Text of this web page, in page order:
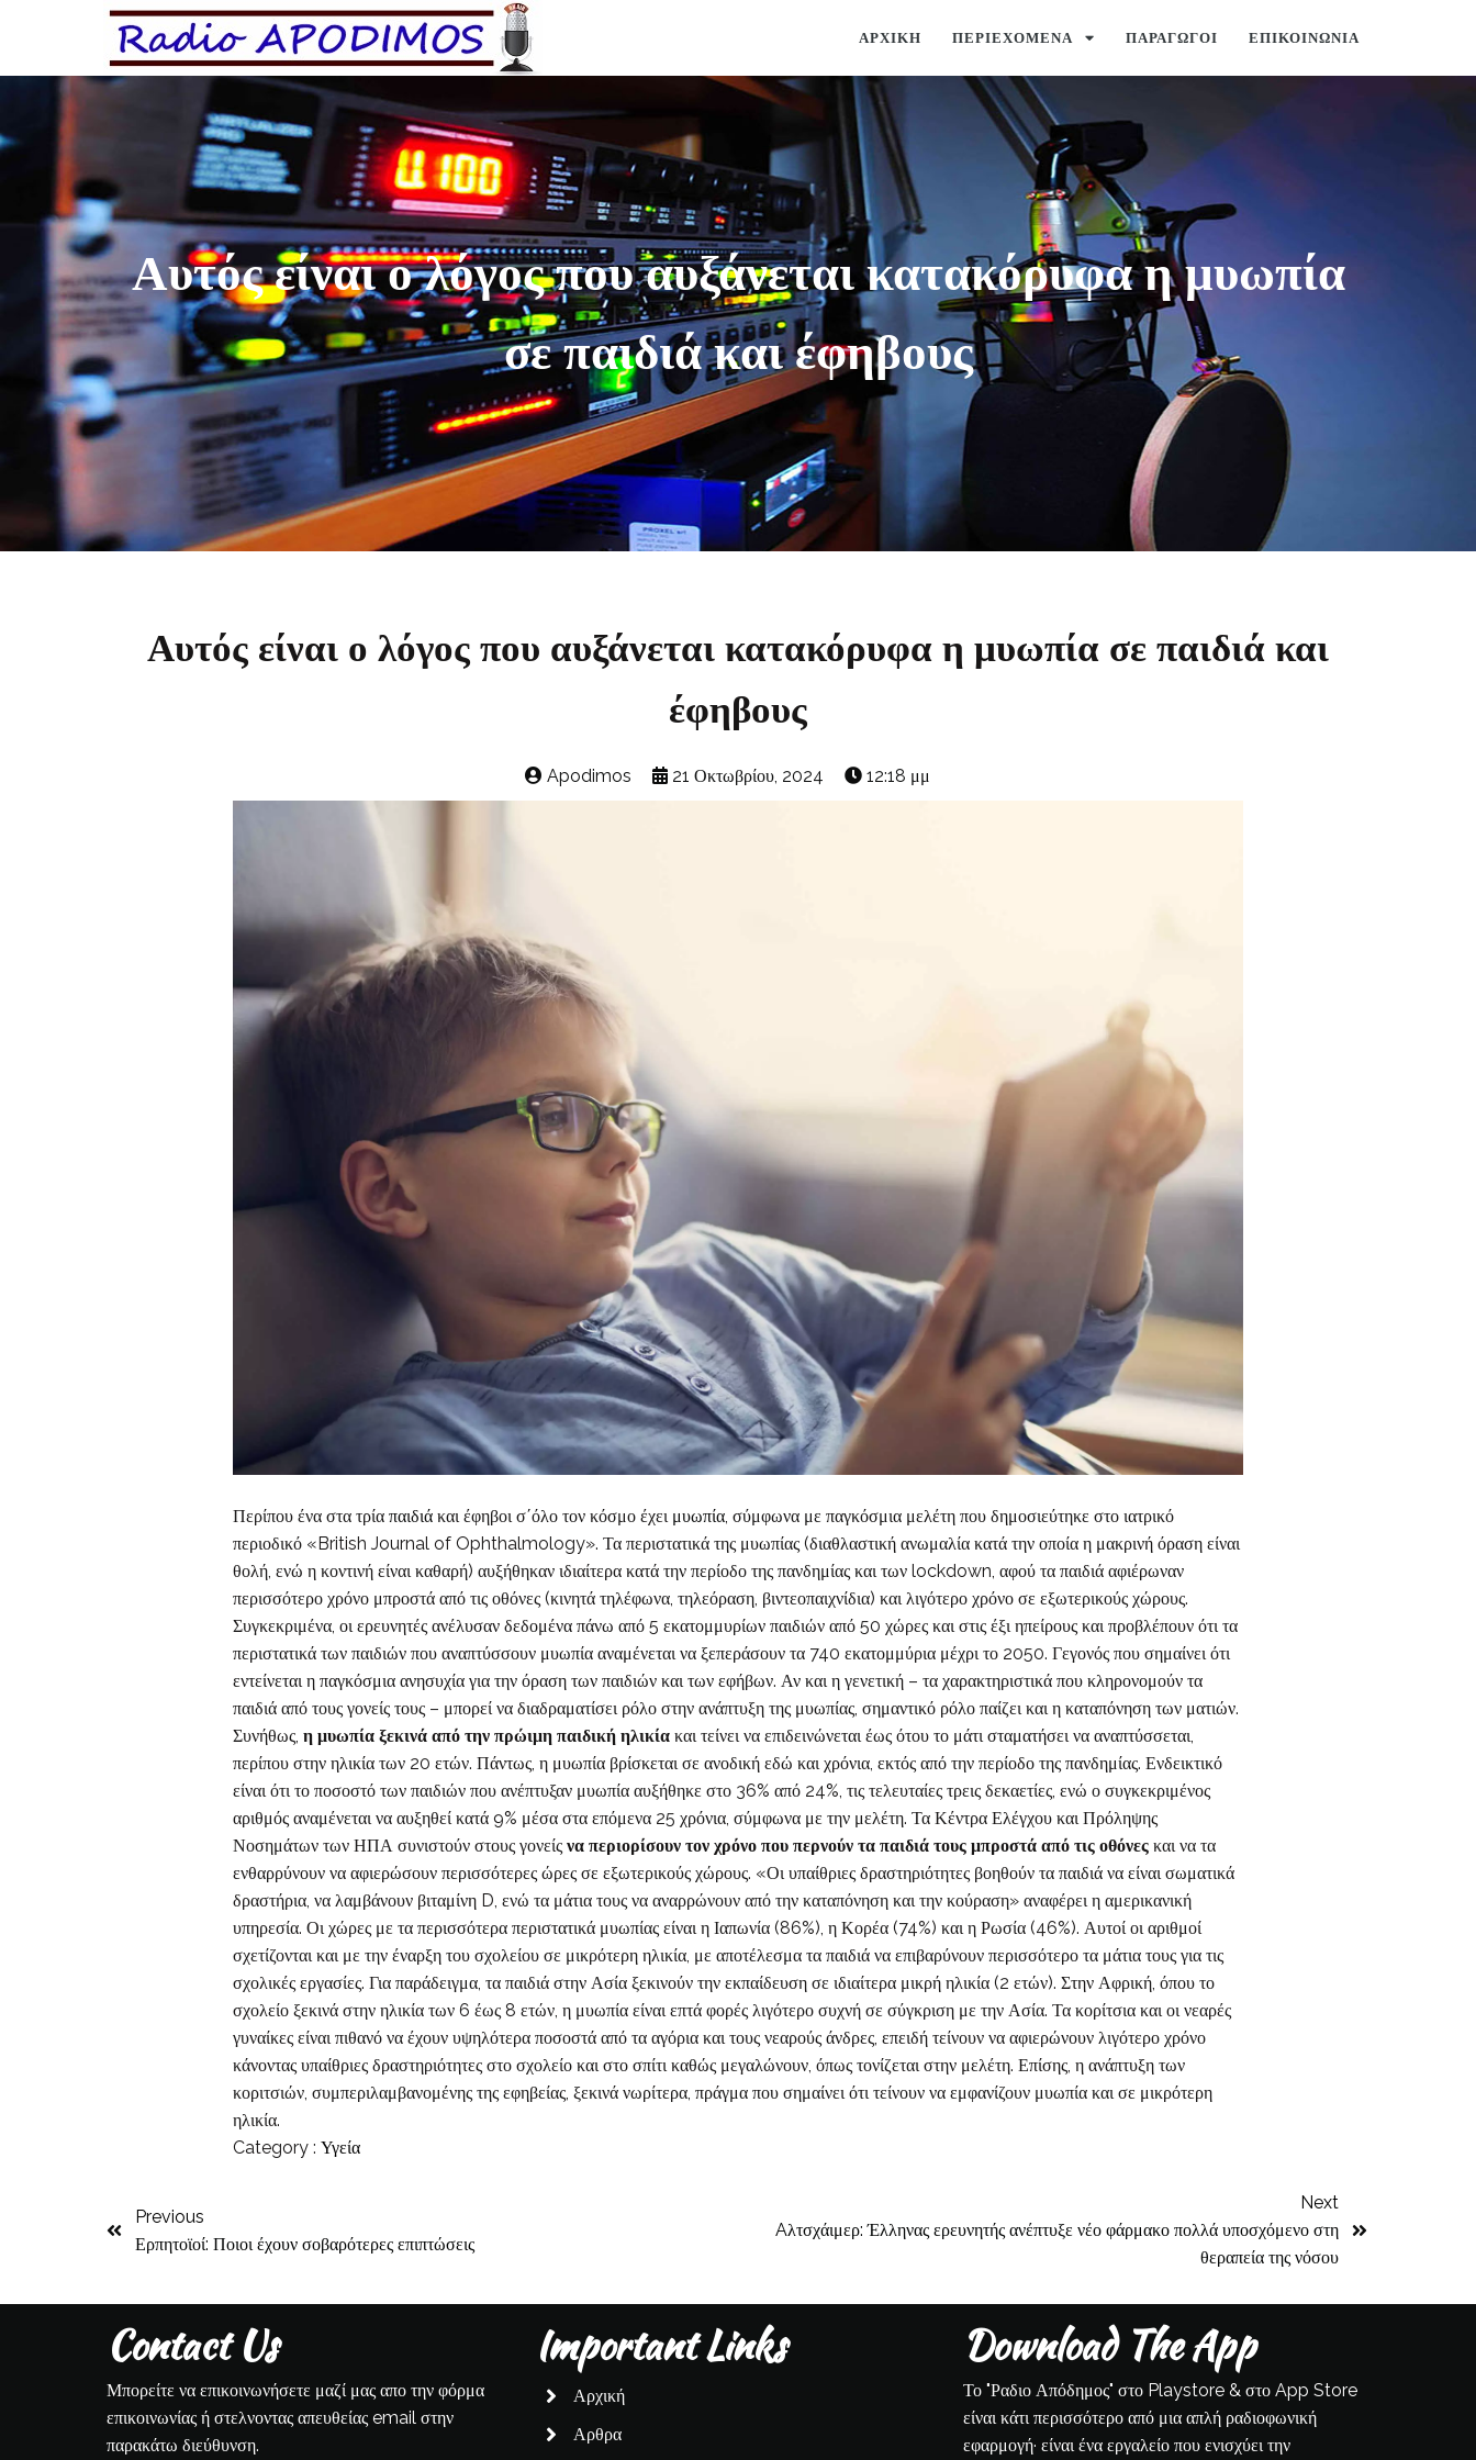
ΑΡΧΙΚΉ ΠΕΡΙΕΧΌΜΕΝΑ ΠΑΡΑΓΩΓΟΊ ΕΠΙΚΟΙΝΩΝΊΑ
Αυτός είναι ο λόγος που αυξάνεται κατακόρυφα η μυωπία
σε παιδιά και έφηβους
Αυτός είναι ο λόγος που αυξάνεται κατακόρυφα η μυωπία σε παιδιά και
έφηβους
Apodimos 21 Οκτωβρίου, 2024 12:18 μμ
Περίπου ένα στα τρία παιδιάκαι έφηβοι σ΄όλο τον κόσμο έχει μυωπία, σύμφωνα με παγκόσμια μελέτη που δημοσιεύτηκε στο ιατρικό
περιοδικό «British Journal of Ophthalmology». Τα περιστατικά της μυωπίας (διαθλαστική ανωμαλία κατά την οποία η μακρινή όραση είναι
θολή, ενώ η κοντινή είναι καθαρή) αυξήθηκαν ιδιαίτερα κατά την περίοδο της πανδημίας και των lockdown, αφού τα παιδιά αφιέρωναν
περισσότερο χρόνο μπροστά από τις οθόνες (κινητά τηλέφωνα, τηλεόραση, βιντεοπαιχνίδια) και λιγότερο χρόνο σε εξωτερικούς χώρους.
Συγκεκριμένα, οι ερευνητές ανέλυσαν δεδομένα πάνω από 5 εκατομμυρίων παιδιών από 50 χώρες και στις έξι ηπείρους και προβλέπουν ότι τα
περιστατικά των παιδιών που αναπτύσσουν μυωπία αναμένεται να ξεπεράσουν τα 740 εκατομμύρια μέχρι το 2050. Γεγονός που σημαίνει ότι
εντείνεται η παγκόσμια ανησυχία για την όραση των παιδιών και των εφήβων. Αν και η γενετική – τα χαρακτηριστικά που κληρονομούν τα
παιδιά από τους γονείς τους – μπορεί να διαδραματίσει ρόλο στην ανάπτυξη της μυωπίας, σημαντικό ρόλο παίζει και η καταπόνηση των ματιών.
Συνήθως, η μυωπία ξεκινά από την πρώιμη παιδική ηλικίακαι τείνει να επιδεινώνεται έως ότου το μάτι σταματήσει να αναπτύσσεται,
περίπου στην ηλικία των 20 ετών. Πάντως, η μυωπία βρίσκεται σε ανοδική εδώ και χρόνια, εκτός από την περίοδο της πανδημίας. Ενδεικτικό
είναι ότι το ποσοστό των παιδιών που ανέπτυξαν μυωπία αυξήθηκε στο 36% από 24%, τις τελευταίες τρεις δεκαετίες, ενώ ο συγκεκριμένος
αριθμός αναμένεται να αυξηθεί κατά 9% μέσα στα επόμενα 25 χρόνια, σύμφωνα με την μελέτη. Τα Κέντρα Ελέγχου και Πρόληψης
Νοσημάτων των ΗΠΑ συνιστούν στους γονείς να περιορίσουν τον χρόνο που περνούν τα παιδιά τους μπροστά από τις οθόνεςκαι να τα
ενθαρρύνουν να αφιερώσουν περισσότερες ώρες σε εξωτερικούς χώρους. «Οι υπαίθριες δραστηριότητες βοηθούν τα παιδιά να είναι σωματικά
δραστήρια, να λαμβάνουν βιταμίνη D, ενώ τα μάτια τους να αναρρώνουν από την καταπόνηση και την κούραση» αναφέρει η αμερικανική
υπηρεσία. Οι χώρες με τα περισσότερα περιστατικά μυωπίας είναι η Ιαπωνία (86%), η Κορέα (74%) και η Ρωσία (46%). Αυτοί οι αριθμοί
σχετίζονται και με την έναρξη του σχολείου σε μικρότερη ηλικία, με αποτέλεσμα τα παιδιά να επιβαρύνουν περισσότερο τα μάτια τους για τις
σχολικές εργασίες. Για παράδειγμα, τα παιδιά στην Ασία ξεκινούν την εκπαίδευση σε ιδιαίτερα μικρή ηλικία (2 ετών). Στην Αφρική, όπου το
σχολείο ξεκινά στην ηλικία των 6 έως 8 ετών, η μυωπία είναι επτά φορές λιγότερο συχνή σε σύγκριση με την Ασία. Τα κορίτσια και οι νεαρές
γυναίκες είναι πιθανό να έχουν υψηλότερα ποσοστά από τα αγόρια και τους νεαρούς άνδρες, επειδή τείνουν να αφιερώνουν λιγότερο χρόνο
κάνοντας υπαίθριες δραστηριότητες στο σχολείο και στο σπίτι καθώς μεγαλώνουν, όπως τονίζεται στην μελέτη. Επίσης, η ανάπτυξη των
κοριτσιών, συμπεριλαμβανομένης της εφηβείας, ξεκινά νωρίτερα, πράγμα που σημαίνει ότι τείνουν να εμφανίζουν μυωπία και σε μικρότερη
ηλικία.
Category : Υγεία
Previous
Ερπητοϊοί: Ποιοι έχουν σοβαρότερες επιπτώσεις
Next
Aλτσχάιμερ: Έλληνας ερευνητής ανέπτυξε νέο φάρμακο πολλά υποσχόμενο στη
θεραπεία της νόσου
Contact Us
Μπορείτε να επικοινωνήσετε μαζί μας απο την φόρμα
επικοινωνίας ή στελνοντας απευθείας email στην
παρακάτω διεύθυνση.
Important Links
Αρχική
Αρθρα
Download The App
Το "Ραδιο Απόδημος" στο Playstore & στο App Store
είναι κάτι περισσότερο από μια απλή ραδιοφωνική
εφαρμογή· είναι ένα εργαλείο που ενισχύει την